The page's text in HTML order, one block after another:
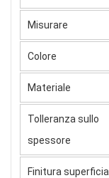
Misurare
Colore
Materiale
Tolleranza sullo
spessore
Finitura